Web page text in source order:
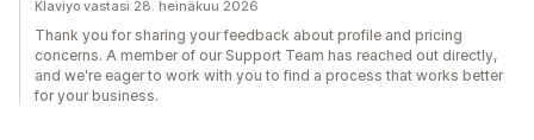
Klaviyo vastasi 28. heinäkuu 2026
Thank you for sharing your feedback about profile and pricing
concerns. A member of our Support Team has reached out directly,
and we're eager to work with you to find a process that works better
for your business.